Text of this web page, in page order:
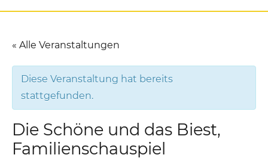
« Alle Veranstaltungen
Diese Veranstaltung hat bereits
stattgefunden.
Die Schöne und das Biest,
Familienschauspiel